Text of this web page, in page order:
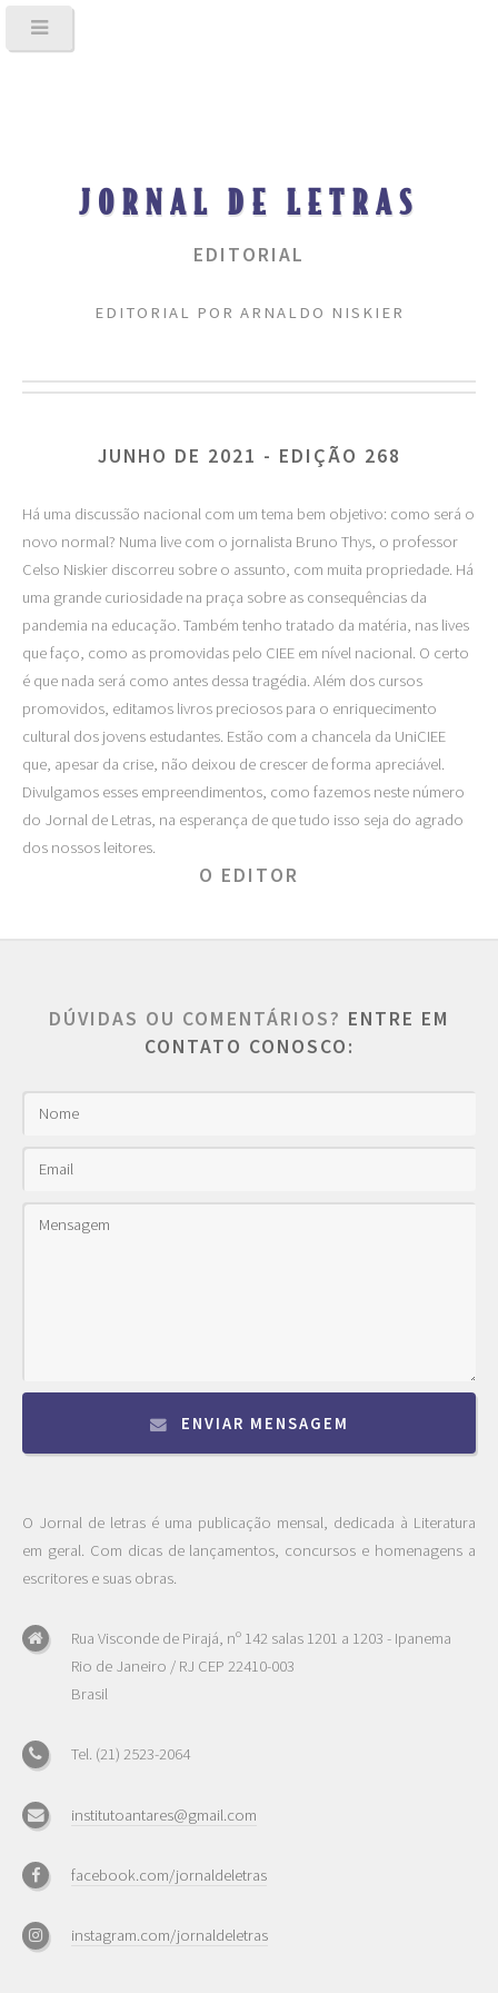
JORNAL DE LETRAS
EDITORIAL
EDITORIAL POR ARNALDO NISKIER
JUNHO DE 2021 - EDIÇÃO 268
Há uma discussão nacional com um tema bem objetivo: como será o
novo normal? Numa live com o jornalista Bruno Thys, o professor
Celso Niskier discorreu sobre o assunto, com muita propriedade. Há
uma grande curiosidade na praça sobre as consequências da
pandemia na educação. Também tenho tratado da matéria, nas lives
que faço, como as promovidas pelo CIEE em nível nacional. O certo
é que nada será como antes dessa tragédia. Além dos cursos
promovidos, editamos livros preciosos para o enriquecimento
cultural dos jovens estudantes. Estão com a chancela da UniCIEE
que, apesar da crise, não deixou de crescer de forma apreciável.
Divulgamos esses empreendimentos, como fazemos neste número
do Jornal de Letras, na esperança de que tudo isso seja do agrado
dos nossos leitores.
O EDITOR
DÚVIDAS OU COMENTÁRIOS? ENTRE EM
CONTATO CONOSCO:
ENVIAR MENSAGEM
O Jornal de letras é uma publicação mensal, dedicada à Literatura
em geral. Com dicas de lançamentos, concursos e homenagens a
escritores e suas obras.
Rua Visconde de Pirajá, nº 142 salas 1201 a 1203 - Ipanema
Rio de Janeiro / RJ CEP 22410-003
Brasil
Tel. (21) 2523-2064
institutoantares@gmail.com
facebook.com/jornaldeletras
instagram.com/jornaldeletras